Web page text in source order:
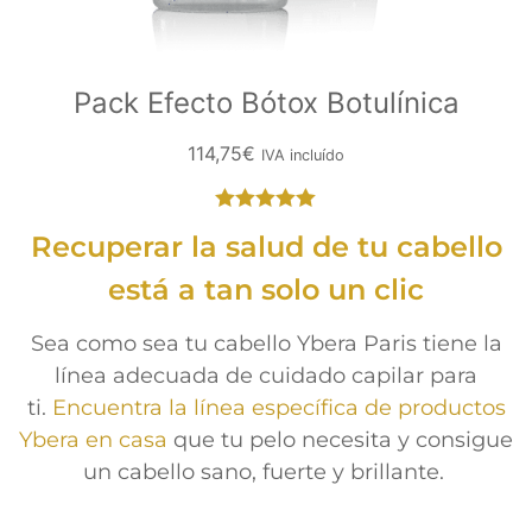
Pack Efecto Bótox Botulínica
114,75€ IVA incluído
con5.00de
Recuperar la salud de tu cabello
está a tan solo un clic
Sea como sea tu cabello Ybera Paris tiene la
línea adecuada de cuidado capilar para
ti. Encuentra la línea específica de productos
Ybera en casa que tu pelo necesita y consigue
un cabello sano, fuerte y brillante.